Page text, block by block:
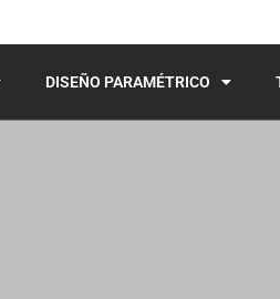
DISEÑO PARAMÉTRICO